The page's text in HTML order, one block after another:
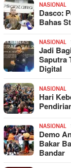
NASIONAL
Dasco:
Bahas
NASIONAL
Jadi
Saputra
Digital
NASIONAL
Hari
NASIONAL
Demo
Bakar
Bandar